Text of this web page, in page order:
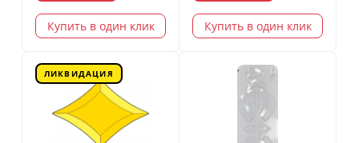
Купить в один клик Купить в один клик
ЛИКВИДАЦИЯ